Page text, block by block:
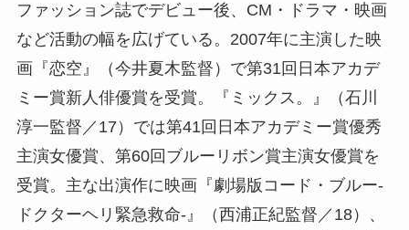
ファッション誌でデビュー後、CM・ドラマ・映画
など活動の幅を広げている。2007年に主演した映
画『恋空』（今井夏木監督）で第31回日本アカデ
ミー賞新人俳優賞を受賞。『ミックス。』（石川
淳一監督／17）では第41回日本アカデミー賞優秀
主演女優賞、第60回ブルーリボン賞主演女優賞を
受賞。主な出演作に映画『劇場版コード・ブルー-
ドクターヘリ緊急救命-』（西浦正紀監督／18）、